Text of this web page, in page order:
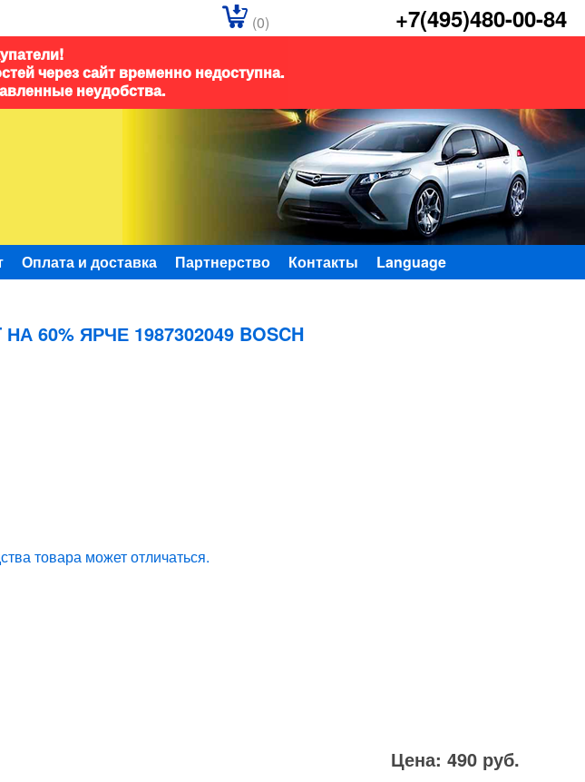
(0) +7(495)480-00-84
через сайт временно недоступна.
неудобства.
Оплата и доставка Партнерство Контакты Language
60% ЯРЧЕ 1987302049 BOSCH
товара может отличаться.
Цена: 490 руб.